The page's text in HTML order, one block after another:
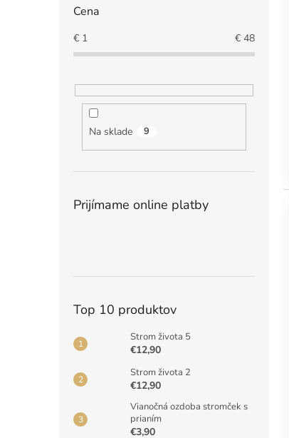
Cena
€ 1 € 48
Na sklade 9
Prijímame online platby
Top 10 produktov
Strom života 5
€12,90
Strom života 2
€12,90
Vianočná ozdoba stromček s
prianím
€3,90